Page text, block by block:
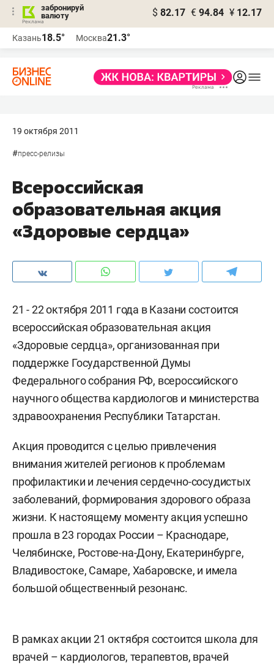
забронируй
валюту
$ 82.17 € 94.84 ¥ 12.17
Казань18.5° Москва21.3°
19 октября 2011
#пресс-релизы
Всероссийская
образовательная акция
«Здоровые сердца»
21 - 22 октября 2011 года в Казани состоится
всероссийская образовательная акция
«Здоровые сердца», организованная при
поддержке Государственной Думы
Федерального собрания РФ, всероссийского
научного общества кардиологов и министерства
здравоохранения Республики Татарстан.
Акция проводится с целью привлечения
внимания жителей регионов к проблемам
профилактики и лечения сердечно-сосудистых
заболеваний, формирования здорового образа
жизни. К настоящему моменту акция успешно
прошла в 23 городах России – Краснодаре,
Челябинске, Ростове-на-Дону, Екатеринбурге,
Владивостоке, Самаре, Хабаровске, и имела
большой общественный резонанс.
В рамках акции 21 октября состоится школа для
врачей – кардиологов, терапевтов, врачей